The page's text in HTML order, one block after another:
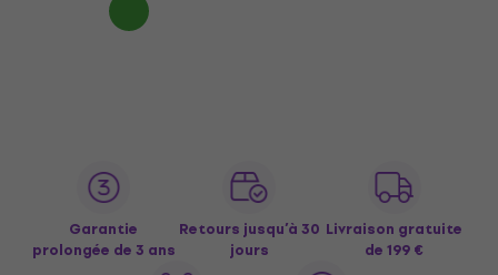
Garantie
prolongée de 3 ans
Retours jusqu’à 30
jours
Livraison gratuite
de 199 €